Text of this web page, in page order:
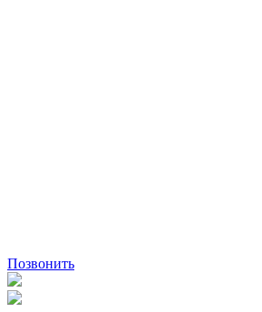
Позвонить